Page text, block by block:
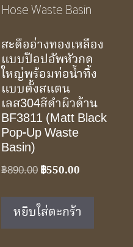
สะดืออ่างทองเหลือง
แบบป๊อปอัพหัวกด
ใหญ่พร้อมท่อน้ำทิ้ง
แบบตั้งสแตน
เลส304สีดำผิวด้าน
BF3811 (Matt Black
Pop-Up Waste
Basin)
฿890.00 Original
was:
฿890.00.
฿550.00Current
is:
฿550.00.
หยิบใส่ตะกร้า